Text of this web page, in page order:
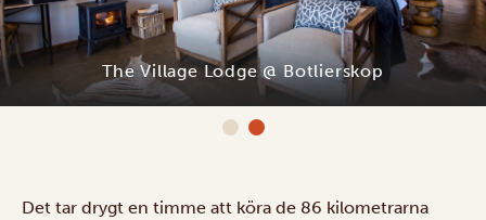
The Village Lodge @ Botlierskop
Det tar drygt en timme att köra de 86 kilometrarna